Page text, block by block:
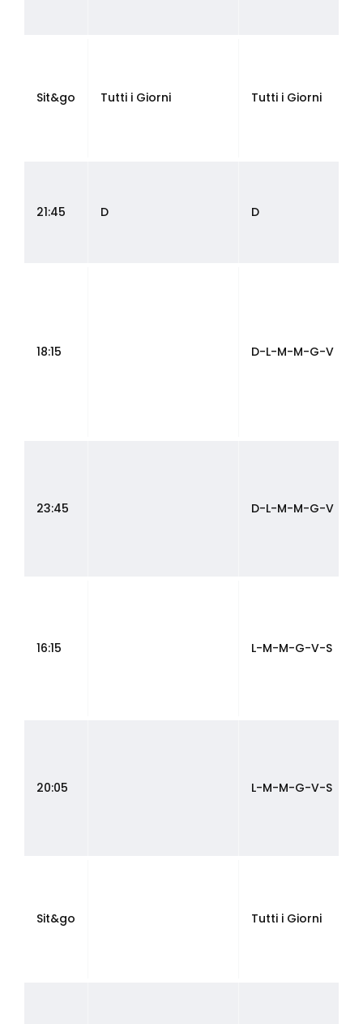
Sit&go Tutti i Giorni Tutti i Giorni
21:45 D D
18:15 D-L-M-M-G-V
23:45 D-L-M-M-G-V
16:15 L-M-M-G-V-S
20:05 L-M-M-G-V-S
Sit&go Tutti i Giorni